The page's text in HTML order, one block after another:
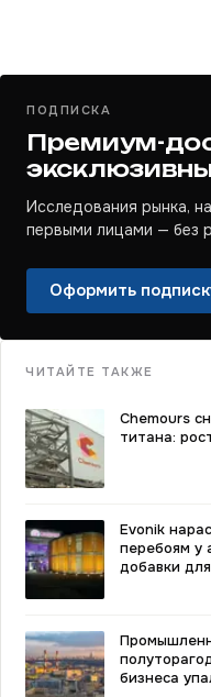
ПОДПИСКА
Премиум-
Исследования рынка,
первыми лицами — без
Оформить
ЧИТАЙТЕ ТАКЖЕ
Chemours
титана:
Evonik
перебоям у
добавки
бизнеса